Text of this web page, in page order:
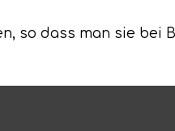
so dass man sie